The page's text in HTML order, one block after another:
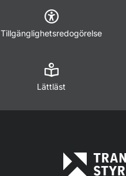
Tillgänglighetsredogörelse
Lättläst